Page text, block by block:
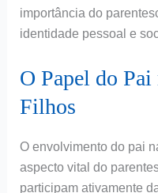
importância do
identidade pessoal e
O Papel do Pai
Filhos
O envolvimento do pai
aspecto vital do
participam ativamente